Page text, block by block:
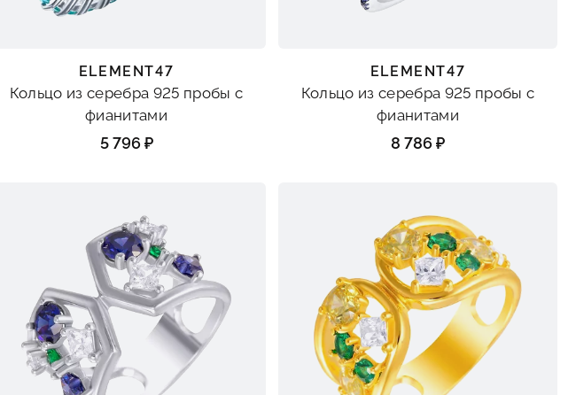
ELEMENT47
Кольцо из серебра 925 пробы с
фианитами
5 796 ₽
ELEMENT47
Кольцо из серебра 925 пробы с
фианитами
8 786 ₽